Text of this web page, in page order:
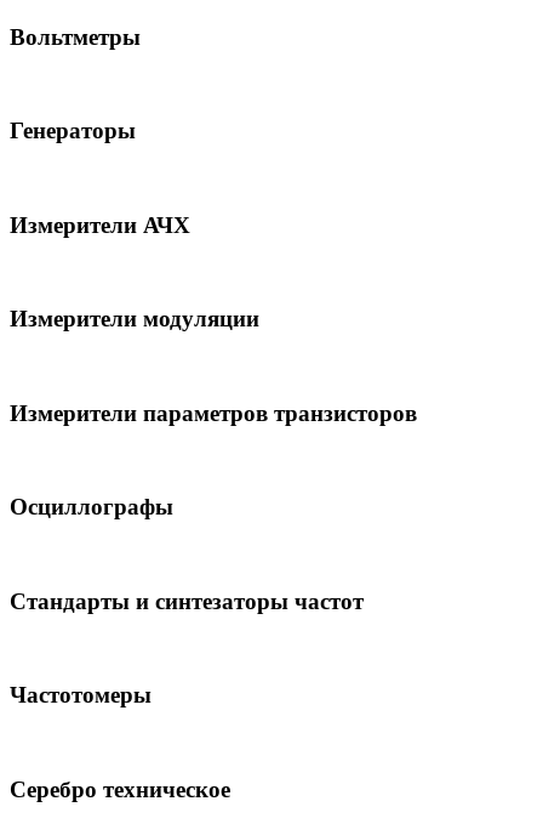
Вольтметры
Генераторы
Измерители АЧХ
Измерители модуляции
Измерители параметров транзисторов
Осциллографы
Стандарты и синтезаторы частот
Частотомеры
Серебро техническое